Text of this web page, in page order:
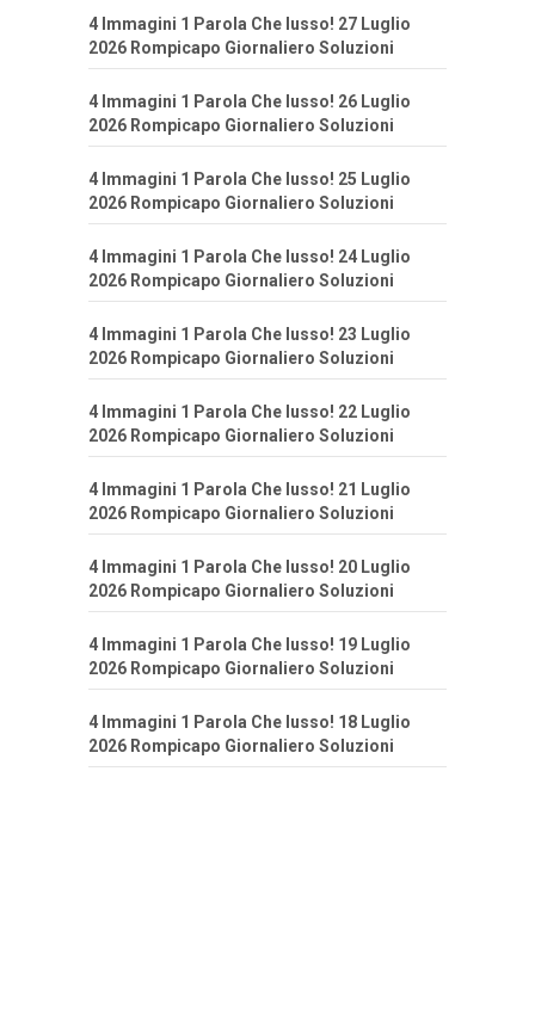
4 Immagini 1 Parola Che lusso! 27 Luglio
2026 Rompicapo Giornaliero Soluzioni
4 Immagini 1 Parola Che lusso! 26 Luglio
2026 Rompicapo Giornaliero Soluzioni
4 Immagini 1 Parola Che lusso! 25 Luglio
2026 Rompicapo Giornaliero Soluzioni
4 Immagini 1 Parola Che lusso! 24 Luglio
2026 Rompicapo Giornaliero Soluzioni
4 Immagini 1 Parola Che lusso! 23 Luglio
2026 Rompicapo Giornaliero Soluzioni
4 Immagini 1 Parola Che lusso! 22 Luglio
2026 Rompicapo Giornaliero Soluzioni
4 Immagini 1 Parola Che lusso! 21 Luglio
2026 Rompicapo Giornaliero Soluzioni
4 Immagini 1 Parola Che lusso! 20 Luglio
2026 Rompicapo Giornaliero Soluzioni
4 Immagini 1 Parola Che lusso! 19 Luglio
2026 Rompicapo Giornaliero Soluzioni
4 Immagini 1 Parola Che lusso! 18 Luglio
2026 Rompicapo Giornaliero Soluzioni